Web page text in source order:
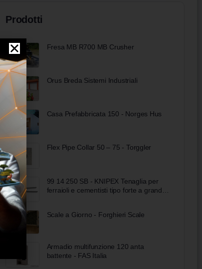
Prodotti
Fresa MB R700 MB Crusher
Orus Breda Sistemi Industriali
Casa Prefabbricata 150 - Norges Hus
Flex Pipe Collar 50 – 75 - Torggler
99 14 250 SB - KNIPEX Tenaglia per
ferraioli e cementisti tipo forte a grande
Scale a Giorno - Forghieri Scale
Armadio multifunzione 120 anta
battente - FAS Italia